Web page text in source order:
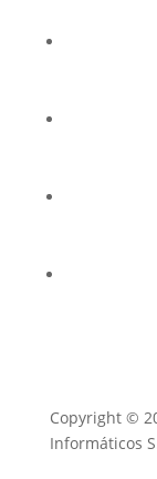
Copyright ©
Informáticos